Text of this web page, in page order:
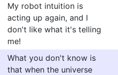
My robot intuition is
acting up again, and I
don't like what it's telling
me!
What you don't know is
that when the universe